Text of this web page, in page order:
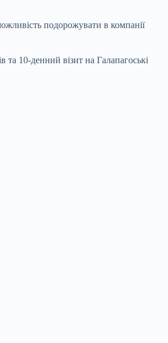
подорожувати в компанії
10-денний візит на Галапагоські